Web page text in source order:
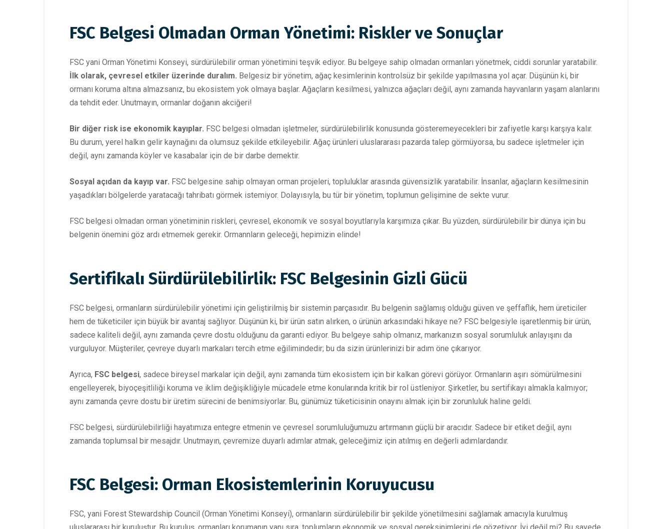
FSC Belgesi Olmadan Orman Yönetimi: Riskler ve Sonuçlar
FSC yani Orman Yönetimi Konseyi, sürdürülebilir orman yönetimini teşvik ediyor. Bu belgeye sahip olmadan ormanları yönetmek, ciddi sorunlar yaratabilir.
İlk olarak, çevresel etkiler üzerinde duralım. Belgesiz bir yönetim, ağaç kesimlerinin kontrolsüz bir şekilde yapılmasına yol açar. Düşünün ki, bir
ormanı koruma altına almazsanız, bu ekosistem yok olmaya başlar. Ağaçların kesilmesi, yalnızca ağaçları değil, aynı zamanda hayvanların yaşam alanlarını
da tehdit eder. Unutmayın, ormanlar doğanın akciğeri!
Bir diğer risk ise ekonomik kayıplar. FSC belgesi olmadan işletmeler, sürdürülebilirlik konusunda gösteremeyecekleri bir zafiyetle karşı karşıya kalır.
Bu durum, yerel halkın gelir kaynağını da olumsuz şekilde etkileyebilir. Ağaç ürünleri uluslararası pazarda talep görmüyorsa, bu sadece işletmeler için
değil, aynı zamanda köyler ve kasabalar için de bir darbe demektir.
Sosyal açıdan da kayıp var. FSC belgesine sahip olmayan orman projeleri, topluluklar arasında güvensizlik yaratabilir. İnsanlar, ağaçların kesilmesinin
yaşadıkları bölgelerde yaratacağı tahribatı görmek istemiyor. Dolayısıyla, bu tür bir yönetim, toplumun gelişimine de sekte vurur.
FSC belgesi olmadan orman yönetiminin riskleri, çevresel, ekonomik ve sosyal boyutlarıyla karşımıza çıkar. Bu yüzden, sürdürülebilir bir dünya için bu
belgenin önemini göz ardı etmemek gerekir. Ormannların geleceği, hepimizin elinde!
Sertifikalı Sürdürülebilirlik: FSC Belgesinin Gizli Gücü
FSC belgesi, ormanların sürdürülebilir yönetimi için geliştirilmiş bir sistemin parçasıdır. Bu belgenin sağlamış olduğu güven ve şeffaflık, hem üreticiler
hem de tüketiciler için büyük bir avantaj sağlıyor. Düşünün ki, bir ürün satın alırken, o ürünün arkasındaki hikaye ne? FSC belgesiyle işaretlenmiş bir ürün,
sadece kaliteli değil, aynı zamanda çevre dostu olduğunu da garanti ediyor. Bu belgeye sahip olmanız, markanızın sosyal sorumluluk anlayışını da
vurguluyor. Müşteriler, çevreye duyarlı markaları tercih etme eğilimindedir; bu da sizin ürünlerinizi bir adım öne çıkarıyor.
Ayrıca, FSC belgesi, sadece bireysel markalar için değil, aynı zamanda tüm ekosistem için bir kalkan görevi görüyor. Ormanların aşırı sömürülmesini
engelleyerek, biyoçeşitliliği koruma ve iklim değişikliğiyle mücadele etme konularında kritik bir rol üstleniyor. Şirketler, bu sertifikayı almakla kalmıyor;
aynı zamanda çevre dostu bir üretim sürecini de benimsiyorlar. Bu, günümüz tüketicisinin onayını almak için bir zorunluluk haline geldi.
FSC belgesi, sürdürülebilirliği hayatımıza entegre etmenin ve çevresel sorumluluğumuzu artırmanın güçlü bir aracıdır. Sadece bir etiket değil, aynı
zamanda toplumsal bir mesajdır. Unutmayın, çevremize duyarlı adımlar atmak, geleceğimiz için atılmış en değerli adımlardandır.
FSC Belgesi: Orman Ekosistemlerinin Koruyucusu
FSC, yani Forest Stewardship Council (Orman Yönetimi Konseyi), ormanların sürdürülebilir bir şekilde yönetilmesini sağlamak amacıyla kurulmuş